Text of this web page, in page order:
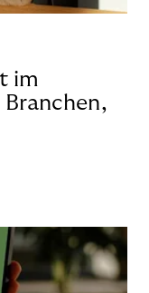
im
Branchen,